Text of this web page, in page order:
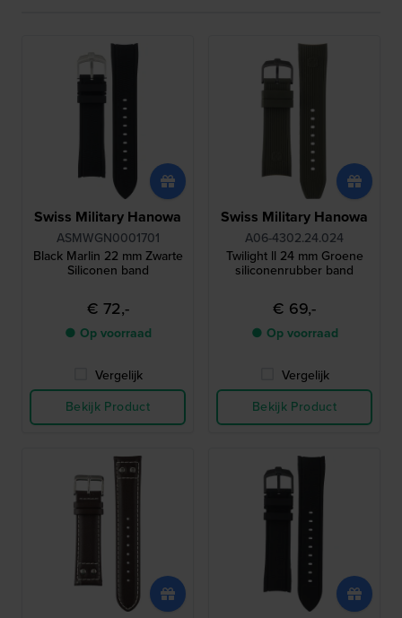
Swiss Military Hanowa
ASMWGN0001701
Black Marlin 22 mm Zwarte
Siliconen band
€ 72,-
● Op voorraad
Vergelijk
Bekijk Product
Swiss Military Hanowa
A06-4302.24.024
Twilight ll 24 mm Groene
siliconenrubber band
€ 69,-
● Op voorraad
Vergelijk
Bekijk Product